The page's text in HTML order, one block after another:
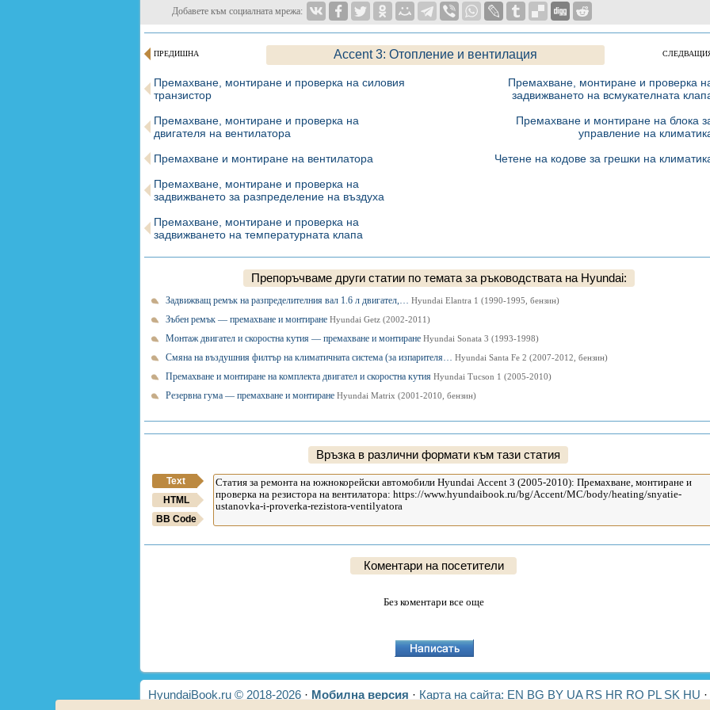
Добавете към социалната мрежа:
ПРЕДИШНА Accent 3: Отопление и вентилация
Премахване, монтиране и проверка на силовия
транзистор
Премахване, монтиране и проверка на
двигателя на вентилатора
Премахване и монтиране на вентилатора
Премахване, монтиране и проверка на
задвижването за разпределение на въздуха
Премахване, монтиране и проверка на
задвижването на температурната клапа
Премахване, монтиране и проверка
задвижването на всмукателната
Премахване и монтиране на блока
управление на
Четене на кодове за грешки на
Препоръчваме други статии по темата за ръководствата на Hyundai:
Задвижващ ремък на разпределителния вал 1.6 л двигател,… Hyundai Elantra 1 (1990-1995, бензин)
Зъбен ремък — премахване и монтиране Hyundai Getz (2002-2011)
Монтаж двигател и скоростна кутия — премахване и монтиране Hyundai Sonata 3 (1993-1998)
Смяна на въздушния филтър на климатичната система (за изпарителя… Hyundai Santa Fe 2 (2007-2012, бензин)
Премахване и монтиране на комплекта двигател и скоростна кутия Hyundai Tucson 1 (2005-2010)
Резервна гума — премахване и монтиране Hyundai Matrix (2001-2010, бензин)
Връзка в различни формати към тази статия
Text
HTML
BB Code
Коментари на посетители
Без коментари все още
HyundaiBook.ru © 2018-2026 · Мобилна версия · Карта на сайта: EN BG BY UA RS HR RO PL SK HU ·